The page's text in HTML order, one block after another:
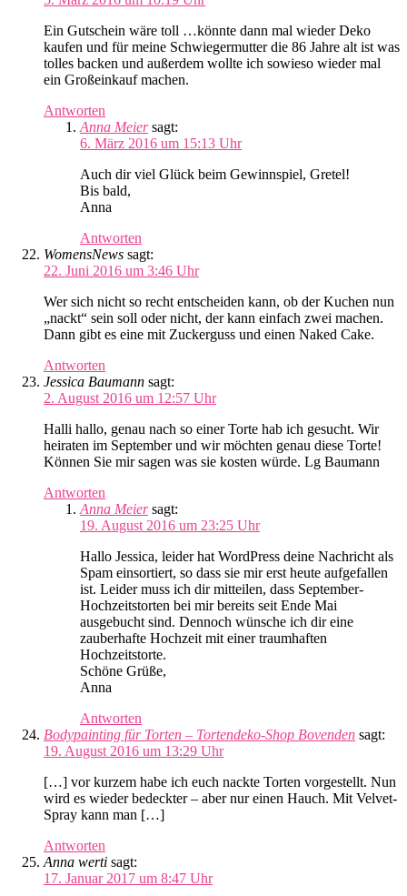
Ein Gutschein wäre toll …könnte dann mal wieder Deko
kaufen und für meine Schwiegermutter die 86 Jahre alt ist was
tolles backen und außerdem wollte ich sowieso wieder mal
ein Großeinkauf machen.
Antworten
Anna Meier sagt:
6. März 2016 um 15:13 Uhr
Auch dir viel Glück beim Gewinnspiel, Gretel!
Bis bald,
Anna
Antworten
WomensNews sagt:
22. Juni 2016 um 3:46 Uhr
Wer sich nicht so recht entscheiden kann, ob der Kuchen nun
„nackt“ sein soll oder nicht, der kann einfach zwei machen.
Dann gibt es eine mit Zuckerguss und einen Naked Cake.
Antworten
Jessica Baumann sagt:
2. August 2016 um 12:57 Uhr
Halli hallo, genau nach so einer Torte hab ich gesucht. Wir
heiraten im September und wir möchten genau diese Torte!
Können Sie mir sagen was sie kosten würde. Lg Baumann
Antworten
Anna Meier sagt:
19. August 2016 um 23:25 Uhr
Hallo Jessica, leider hat WordPress deine Nachricht als
Spam einsortiert, so dass sie mir erst heute aufgefallen
ist. Leider muss ich dir mitteilen, dass September-
Hochzeitstorten bei mir bereits seit Ende Mai
ausgebucht sind. Dennoch wünsche ich dir eine
zauberhafte Hochzeit mit einer traumhaften
Hochzeitstorte.
Schöne Grüße,
Anna
Antworten
Bodypainting für Torten – Tortendeko-Shop Bovenden sagt:
19. August 2016 um 13:29 Uhr
[…] vor kurzem habe ich euch nackte Torten vorgestellt. Nun
wird es wieder bedeckter – aber nur einen Hauch. Mit Velvet-
Spray kann man […]
Antworten
Anna werti sagt:
17. Januar 2017 um 8:47 Uhr